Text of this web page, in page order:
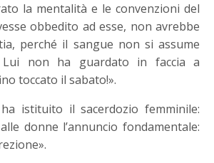
la mentalità e le convenzioni del
obbedito ad esse, non avrebbe
perché il sangue non si assume
Lui non ha guardato in faccia a
toccato il sabato!».
istituito il sacerdozio femminile:
donne l’annuncio fondamentale: